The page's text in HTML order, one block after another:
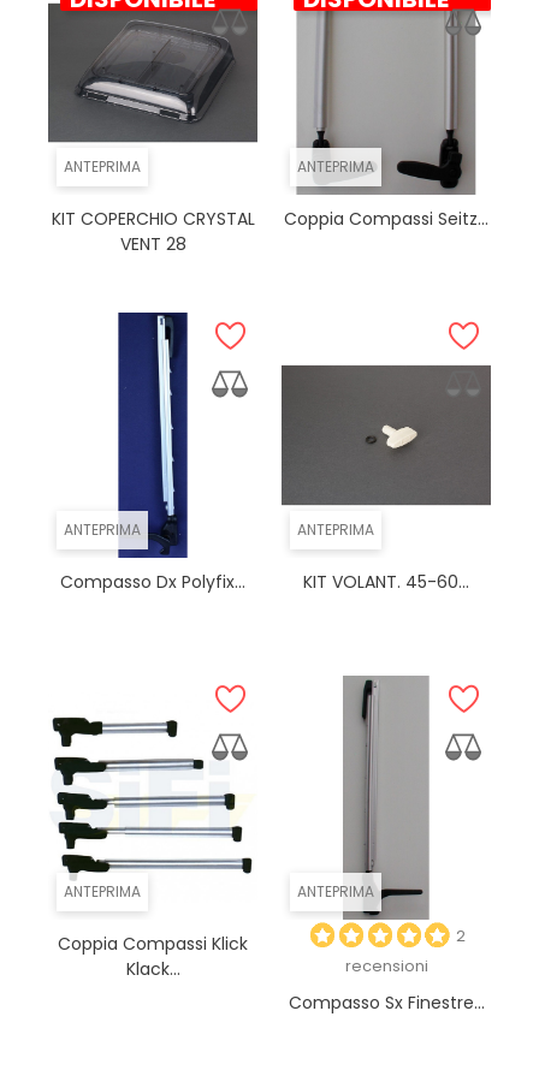
ANTEPRIMA
KIT COPERCHIO CRYSTAL
VENT 28
ANTEPRIMA
Coppia Compassi Seitz...
ANTEPRIMA
Compasso Dx Polyfix...
ANTEPRIMA
KIT VOLANT. 45-60...
ANTEPRIMA
Coppia Compassi Klick
Klack...
ANTEPRIMA
2
recensioni
Compasso Sx Finestre...